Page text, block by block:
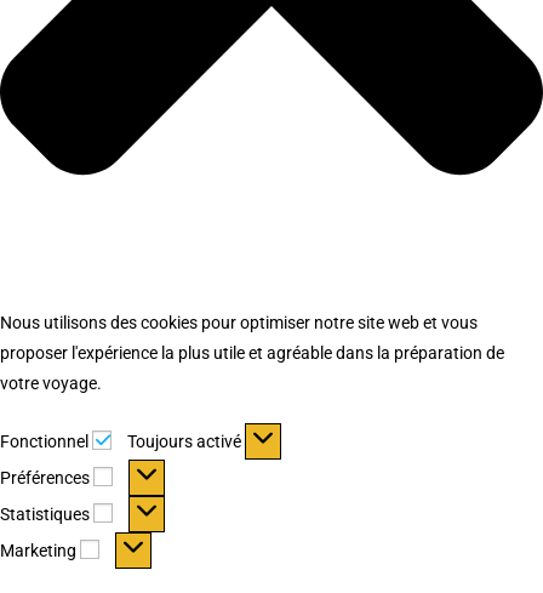
Nous utilisons des cookies pour optimiser notre site web et vous
proposer l'expérience la plus utile et agréable dans la préparation de
votre voyage.
Fonctionnel Fonctionnel
Toujours activé
Préférences
Préférences
Statistiques Statistiques
Marketing Marketing